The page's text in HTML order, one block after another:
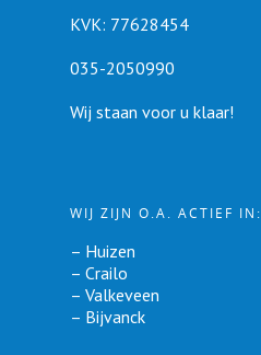
KVK: 77628454
035-2050990
Wij staan voor u klaar!
WIJ ZIJN O.A. ACTIEF IN:
– Huizen
– Crailo
– Valkeveen
– Bijvanck